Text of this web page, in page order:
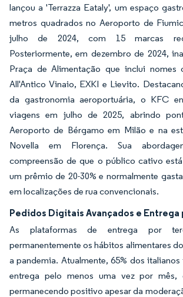
lançou a 'Terrazza Eataly', um espaço
metros quadrados no Aeroporto de
julho de 2024, com 15 marcas
Posteriormente, em dezembro de 2024,
Praça de Alimentação que inclui nomes
All'Antico Vinaio, EXKI e Lievito.
da gastronomia aeroportuária, o KFC
viagens em julho de 2025, abrindo
Aeroporto de Bérgamo em Milão e na
Novella em Florença. Sua
compreensão de que o público cativo
um prêmio de 20-30% e normalmente
em localizações de rua convencionais.
Pedidos Digitais Avançados e Entrega
As plataformas de entrega por
permanentemente os hábitos alimentares
a pandemia. Atualmente, 65% dos
entrega pelo menos uma vez por mês,
permanecendo positivo apesar da